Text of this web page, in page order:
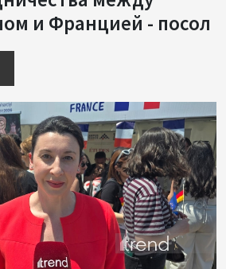
и Францией - посол